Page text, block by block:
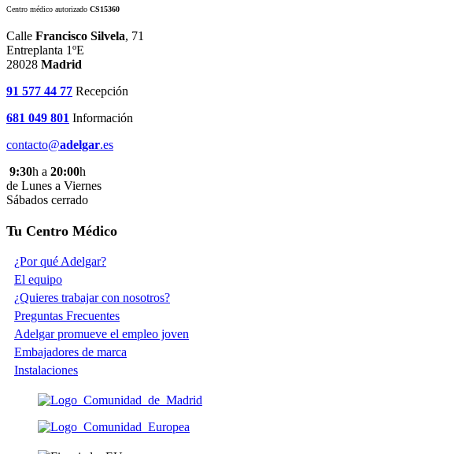
Centro médico autorizado CS15360
Calle Francisco Silvela, 71
Entreplanta 1ºE
28028 Madrid
91 577 44 77 Recepción
681 049 801 Información
contacto@adelgar.es
9:30h a 20:00h
de Lunes a Viernes
Sábados cerrado
Tu Centro Médico
¿Por qué Adelgar?
El equipo
¿Quieres trabajar con nosotros?
Preguntas Frecuentes
Adelgar promueve el empleo joven
Embajadores de marca
Instalaciones